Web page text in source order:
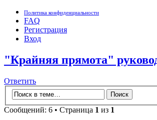
Политика конфиденциальности
FAQ
Регистрация
Вход
"Крайняя прямота"
Ответить
Сообщений: 6 • Страница 1 из 1